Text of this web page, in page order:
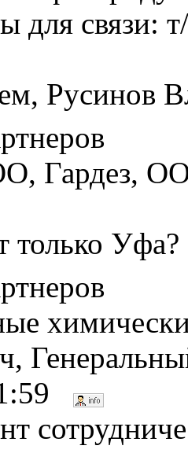
для связи:
Русинов
Гардез,
только